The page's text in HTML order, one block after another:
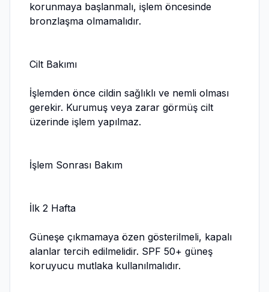
korunmaya başlanmalı, işlem öncesinde
bronzlaşma olmamalıdır.
Cilt Bakımı
İşlemden önce cildin sağlıklı ve nemli olması
gerekir. Kurumuş veya zarar görmüş cilt
üzerinde işlem yapılmaz.
İşlem Sonrası Bakım
İlk 2 Hafta
Güneşe çıkmamaya özen gösterilmeli, kapalı
alanlar tercih edilmelidir. SPF 50+ güneş
koruyucu mutlaka kullanılmalıdır.